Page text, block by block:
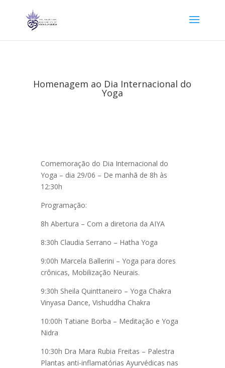
Homenagem ao Dia Internacional do
Yoga
Comemoração do Dia Internacional do
Yoga – dia 29/06 – De manhã de 8h às
12:30h
Programação:
8h Abertura – Com a diretoria da AIYA
8:30h Claudia Serrano – Hatha Yoga
9:00h Marcela Ballerini – Yoga para dores
crônicas, Mobilização Neurais.
9:30h Sheila Quinttaneiro – Yoga Chakra
Vinyasa Dance, Vishuddha Chakra
10:00h Tatiane Borba – Meditação e Yoga
Nidra
10:30h Dra Mara Rubia Freitas – Palestra
Plantas anti-inflamatórias Ayurvédicas nas